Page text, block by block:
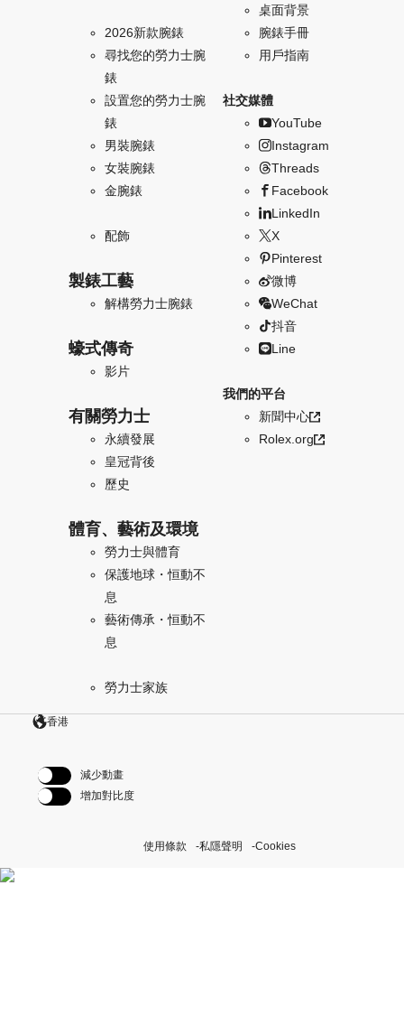
2026新款腕錶
尋找您的勞力士腕
錶
設置您的勞力士腕
錶
男裝腕錶
女裝腕錶
金腕錶
配飾
製錶工藝
解構勞力士腕錶
蠔式傳奇
影片
有關勞力士
永續發展
皇冠背後
歷史
體育、藝術及環境
勞力士與體育
保護地球・恒動不
息
藝術傳承・恒動不
息
勞力士家族
桌面背景
腕錶手冊
用戶指南
社交媒體
YouTube
Instagram
Threads
Facebook
LinkedIn
X
Pinterest
微博
WeChat
抖音
Line
我們的平台
新聞中心
Rolex.org
香港
減少動畫
增加對比度
使用條款 私隱聲明 Cookies